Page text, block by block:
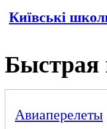
Київські
Быстрая
Авиаперелеты